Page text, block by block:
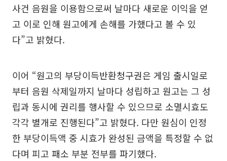
사건 음원을 이용함으로써 날마다 새로운 이익을 얻
고 이로 인해 원고에게 손해를 가했다고 볼 수 있
다”고 밝혔다.
이어 “원고의 부당이득반환청구권은 게임 출시일로
부터 음원 삭제일까지 날마다 성립하고 원고는 그 성
립과 동시에 권리를 행사할 수 있으므로 소멸시효도
각각 별개로 진행된다”고 밝혔다. 다만 원심이 인정
한 부당이득액 중 시효가 완성된 금액을 특정할 수 없
다며 피고 패소 부분 전부를 파기했다.